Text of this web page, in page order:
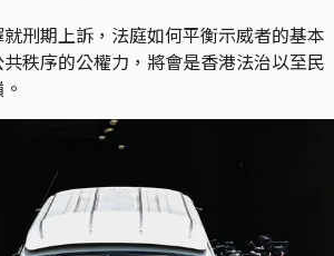
刑期上訴，法庭如何平衡示威者的基本
秩序的公權力，將會是香港法治以至民